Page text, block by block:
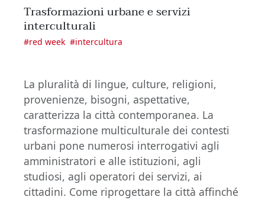
Trasformazioni urbane e servizi
interculturali
#red week #intercultura
La pluralità di lingue, culture, religioni,
provenienze, bisogni, aspettative,
caratterizza la città contemporanea. La
trasformazione multiculturale dei contesti
urbani pone numerosi interrogativi agli
amministratori e alle istituzioni, agli
studiosi, agli operatori dei servizi, ai
cittadini. Come riprogettare la città affinché